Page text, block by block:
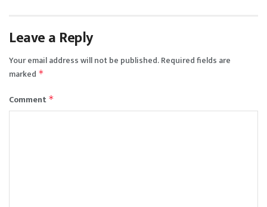
Leave a Reply
Your email address will not be published.Required fields are
marked *
Comment *